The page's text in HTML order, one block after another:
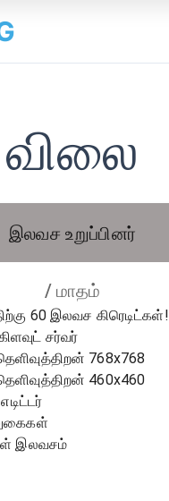
விலை
இலவச உறுப்பினர்
/ மாதம்
60 இலவச கிரெடிட்கள்!
சர்வர்
768x768
460x460
இலவசம்